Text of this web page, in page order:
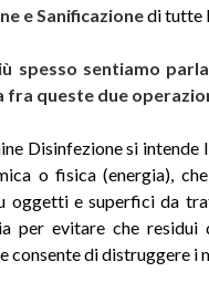
e Sanificazionedi tutte
spesso sentiamo
fra queste due
Disinfezione si intende
o fisica (energia),
oggetti e superfici da
per evitare che residui
consente di distruggere i